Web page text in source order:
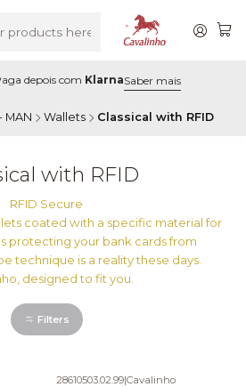
depois com KlarnaSaber mais
MAN Wallets Classical with RFID
with RFID
RFID Secure
coated with a specific material for
protecting your bank cards from
technique is a reality these days.
designed to fit you.
Filters
28610503.02.99|Cavalinho